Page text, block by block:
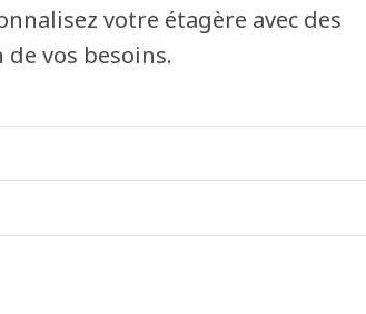
votre étagère avec des
vos besoins.